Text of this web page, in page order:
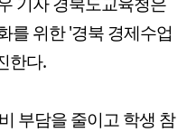
를 위한 '경북 경제수업
한다.
부담을 줄이고 학생 참